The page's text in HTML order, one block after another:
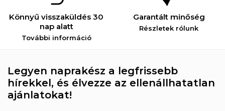
Könnyű visszaküldés 30
nap alatt
További információ
Garantált minőség
Részletek rólunk
Legyen naprakész a legfrissebb
hírekkel, és élvezze az ellenállhatatlan
ajánlatokat!